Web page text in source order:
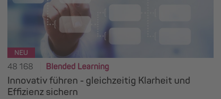
NEU
48 168 Blended Learning
Innovativ führen - gleichzeitig Klarheit und
Effizienz sichern